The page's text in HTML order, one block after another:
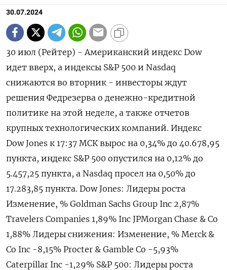
30.07.2024
30 июл (Рейтер) - Американский индекс Dow
идет вверх, а индексы S&P 500 и Nasdaq
снижаются во вторник - инвесторы ждут
решения Федрезерва о денежно-кредитной
политике на этой неделе, а также отчетов
крупных технологических компаний. Индекс
Dow Jones к 17:37 МСК вырос на 0,34% до 40.678,95
пункта, индекс S&P 500 опустился на 0,12% до
5.457,25​ пункта, а Nasdaq просел на 0,50% до
17.283,85 пункта. Dow Jones: Лидеры роста
Изменение, % Goldman Sachs Group Inc 2,87%
Travelers Companies 1,89% Inc JPMorgan Chase & Co
1,88% Лидеры снижения: Изменение, % Merck &
Co Inc -8,15% Procter & Gamble Co -5,93%
Caterpillar Inc -1,29% S&P 500: Лидеры роста